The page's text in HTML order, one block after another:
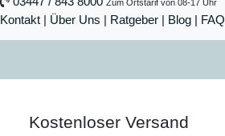
Zum Ortstarif von 08-17 Uhr
Kontakt | Über Uns | Ratgeber | Blog | FAQ
Kostenloser Versand